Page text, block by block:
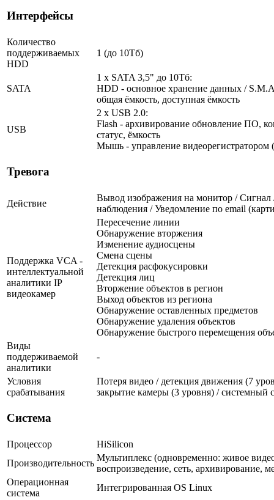
Интерфейсы
Количество
поддерживаемых
HDD
1 (до 10Тб)
SATA
1 x SATA 3,5" до 10Тб:
HDD - основное хранение данных /
общая ёмкость, доступная ёмкость
USB
2 x USB 2.0:
Flash - архивирование обновление ПО,
статус, ёмкость
Мышь - управление видеорегистратором
Тревога
Действие
Вывод изображения на монитор / Сигнал
наблюдения / Уведомление по email
Поддержка VCA -
интеллектуальной
аналитики IP
видеокамер
Пересечение линии
Обнаружение вторжения
Изменение аудиосцены
Смена сцены
Детекция расфокусировки
Детекция лиц
Вторжение объектов в регион
Выход объектов из региона
Обнаружение оставленных предметов
Обнаружение удаления объектов
Обнаружение быстрого перемещения
Виды
поддерживаемой
аналитики
-
Условия
срабатывания
Потеря видео / детекция движения (7
закрытие камеры (3 уровня) / системный
Система
Процессор
HiSilicon
Производительность
Мультиплекс (одновременно: живое
воспроизведение, сеть, архивирование,
Операционная
система
Интегрированная OS Linux